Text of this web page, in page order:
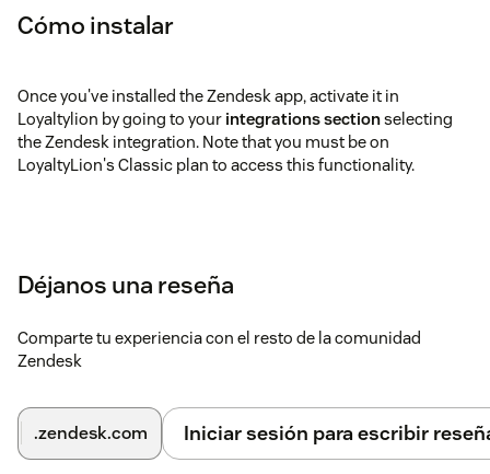
Cómo instalar
Once you've installed the Zendesk app, activate it in
Loyaltylion by going to your integrations sectionselecting
the Zendesk integration. Note that you must be on
LoyaltyLion's Classic plan to access this functionality.
Déjanos una reseña
Comparte tu experiencia con el resto de la comunidad
Zendesk
.zendesk.com Iniciar sesión para escribir